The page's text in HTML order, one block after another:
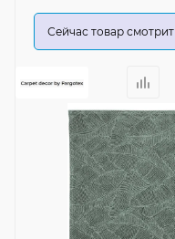
Сейчас товар смотрит